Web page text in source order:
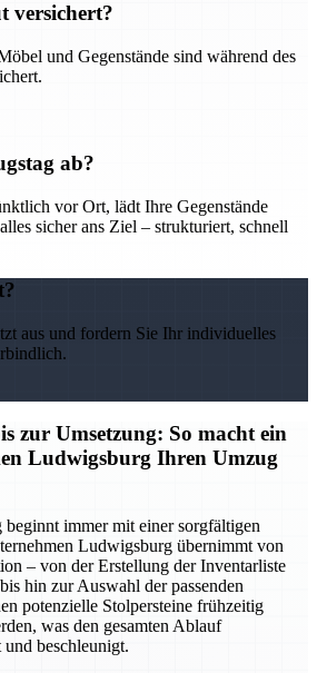
versichert?
und Gegenstände sind während des
ab?
vor Ort, lädt Ihre Gegenstände
sicher ans Ziel – strukturiert, schnell
aus und fordern Sie Ihr individuelles
zur Umsetzung: So macht ein
Ludwigsburg Ihren Umzug
immer mit einer sorgfältigen
Ludwigsburg übernimmt von
– von der Erstellung der Inventarliste
hin zur Auswahl der passenden
potenzielle Stolpersteine frühzeitig
was den gesamten Ablauf
beschleunigt.